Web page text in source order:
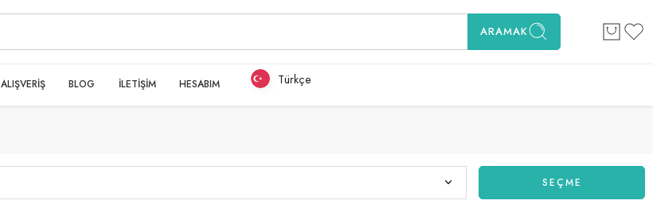
ARAMAK
ALIŞVERİŞ BLOG İLETİŞİM HESABIM Türkçe
SEÇME